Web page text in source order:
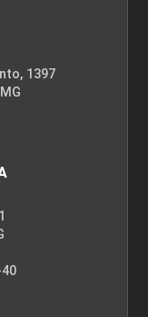
1397